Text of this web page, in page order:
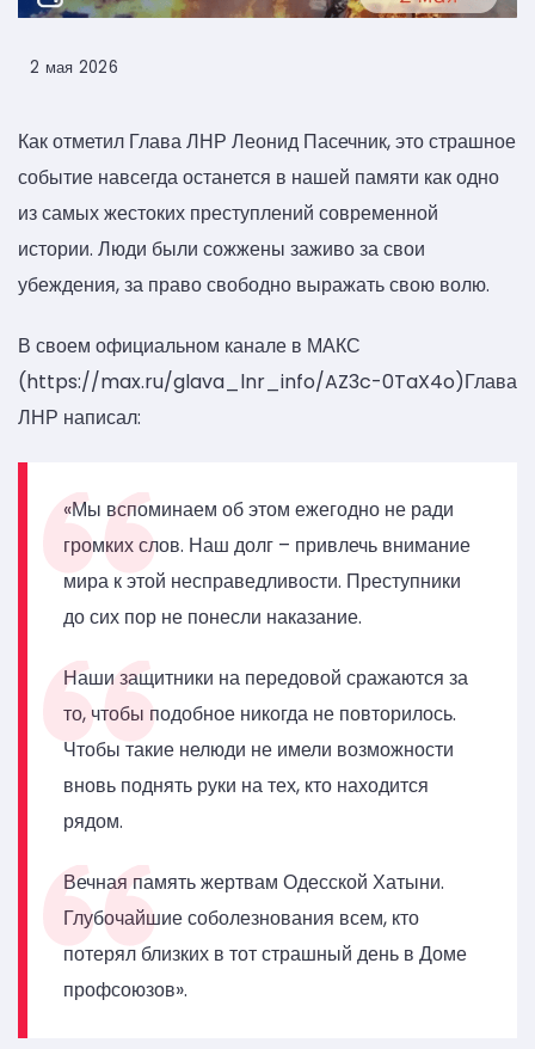
2 мая 2026
Как отметил Глава ЛНР Леонид Пасечник, это страшное
событие навсегда останется в нашей памяти как одно
из самых жестоких преступлений современной
истории. Люди были сожжены заживо за свои
убеждения, за право свободно выражать свою волю.
В своем официальном канале в МАКС
(https://max.ru/glava_lnr_info/AZ3c-0TaX4o)Глава
ЛНР написал:
«Мы вспоминаем об этом ежегодно не ради
громких слов. Наш долг – привлечь внимание
мира к этой несправедливости. Преступники
до сих пор не понесли наказание.
Наши защитники на передовой сражаются за
то, чтобы подобное никогда не повторилось.
Чтобы такие нелюди не имели возможности
вновь поднять руки на тех, кто находится
рядом.
Вечная память жертвам Одесской Хатыни.
Глубочайшие соболезнования всем, кто
потерял близких в тот страшный день в Доме
профсоюзов».